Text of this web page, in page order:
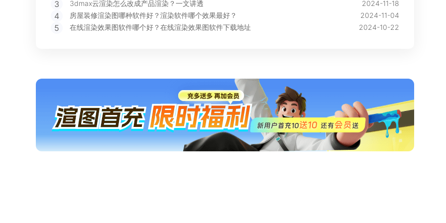
3 3dmax云渲染怎么改成产品渲染？一文讲透 2024-11-18
4 房屋装修渲染图哪种软件好？渲染软件哪个效果最好？ 2024-11-04
5 在线渲染效果图软件哪个好？在线渲染效果图软件下载地址 2024-10-22